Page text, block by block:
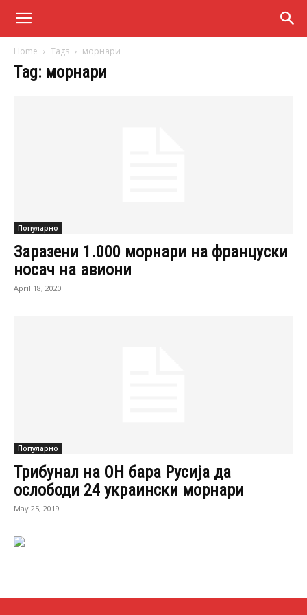
Home Tags морнари
Tag: морнари
Популарно
Заразени 1.000 морнари на француски
носач на авиони
April 18, 2020
Популарно
Трибунал на ОН бара Русија да
ослободи 24 украински морнари
May 25, 2019